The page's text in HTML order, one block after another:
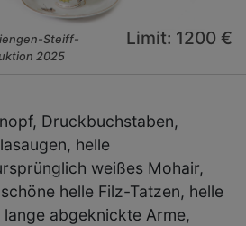
Steiff-
2025
Limit: 1200 €
Druckbuchstaben,
helle
weißes Mohair,
helle Filz-Tatzen, helle
abgeknickte Arme,